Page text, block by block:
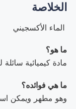
الخلاصة
الماء الأكسجيني
ما هو؟
مادة كيميائية
ما هي فوائده؟
وهو مطهر ويمكن